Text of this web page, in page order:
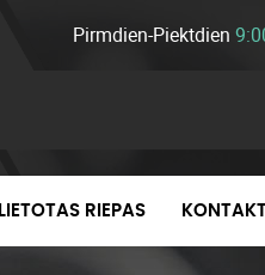
Pirmdien-Piektdien
LIETOTAS RIEPAS